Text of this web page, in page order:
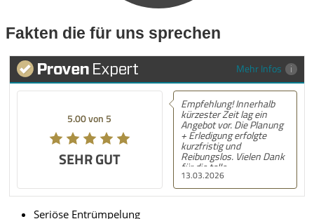
Fakten die für uns sprechen
Mehr Infos
5.00 von 5
SEHR GUT
13.03.2026
Empfehlung! Innerhalb
kürzester Zeit lag ein
Angebot vor. Die Planung
+ Erledigung erfolgte
kurzfristig und
Reibungslos. Vielen Dank
für die tolle
Unterstützung! Nächstes
Mal gerne wieder! :) LG,
S.N.
Seriöse Entrümpelung